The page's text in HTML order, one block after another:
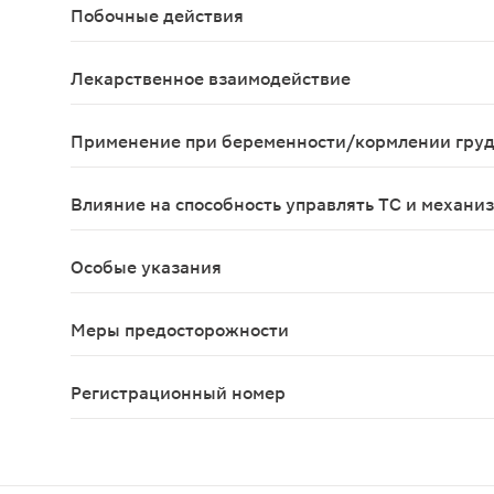
Побочные действия
Лекарственное взаимодействие
Применение при беременности/кормлении
Влияние на способность управлять ТС и
Особые указания
Меры предосторожности
Регистрационный номер